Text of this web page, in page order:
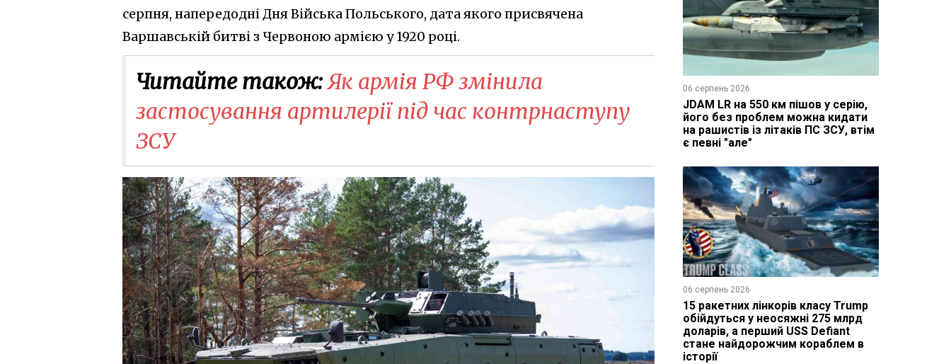
серпня, напередодні Дня Війська Польського, дата якого присвячена
Варшавській битві з Червоною армією у 1920 році.
Читайте також:Як армія РФ змінила
застосування артилерії під час контрнаступу
ЗСУ
06 серпень 2026
JDAM LR на 550 км пішов у серію,
його без проблем можна кидати
на рашистів із літаків ПС ЗСУ, втім
є певні "але"
06 серпень 2026
15 ракетних лінкорів класу Trump
обійдуться у неосяжні 275 млрд
доларів, а перший USS Defiant
стане найдорожчим кораблем в
історії